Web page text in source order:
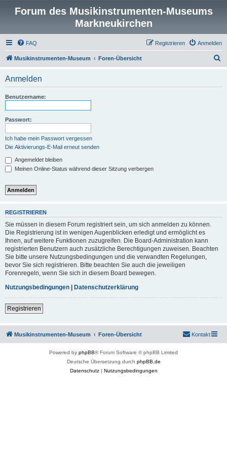
Forum des Musikinstrumenten-Museums
Markneukirchen
FAQ Anmelden
Registrieren
Musikinstrumenten-Museum Foren-Übersicht
Anmelden
Benutzername:
Passwort:
Ich habe mein Passwort vergessen
Die Aktivierungs-E-Mail erneut senden
Angemeldet bleiben
Meinen Online-Status während dieser Sitzung verbergen
REGISTRIEREN
Sie müssen in diesem Forum registriert sein, um sich anmelden zu können.
Die Registrierung ist in wenigen Augenblicken erledigt und ermöglicht es
Ihnen, auf weitere Funktionen zuzugreifen. Die Board-Administration kann
registrierten Benutzern auch zusätzliche Berechtigungen zuweisen. Beachten
Sie bitte unsere Nutzungsbedingungen und die verwandten Regelungen,
bevor Sie sich registrieren. Bitte beachten Sie auch die jeweiligen
Forenregeln, wenn Sie sich in diesem Board bewegen.
Nutzungsbedingungen | Datenschutzerklärung
Registrieren
Musikinstrumenten-Museum Foren-Übersicht Kontakt
Powered by phpBB® Forum Software © phpBB Limited
Deutsche Übersetzung durch phpBB.de
Datenschutz| Nutzungsbedingungen